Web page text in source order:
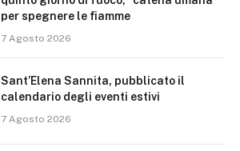
per spegnere le fiamme
7 Agosto 2026
Sant’Elena Sannita, pubblicato il
calendario degli eventi estivi
7 Agosto 2026